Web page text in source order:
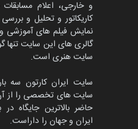
و خارجی، اعلام
کاریکاتور و تحلیل و
نمایش فیلم های آموزشی
گالری های این سایت تنها
سایت هنری است.
سایت ایران کارتون سه
سایت های تخصصی را از
حاضر بالاترین
ایران و جهان را داراست.